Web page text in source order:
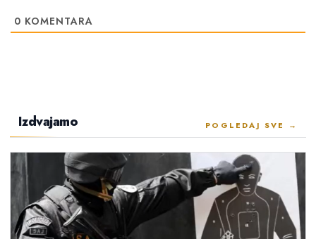
0 KOMENTARA
Izdvajamo POGLEDAJ SVE →